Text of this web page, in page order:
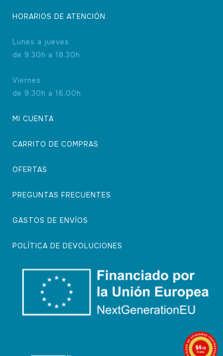
HORARIOS DE ATENCIÓN
Lunes a jueves
de 9.30h a 18.30h
Viernes
de 9.30h a 16.00h
MI CUENTA
CARRITO DE COMPRAS
OFERTAS
PREGUNTAS FRECUENTES
GASTOS DE ENVÍOS
POLÍTICA DE DEVOLUCIONES
9.4/10
74 notas